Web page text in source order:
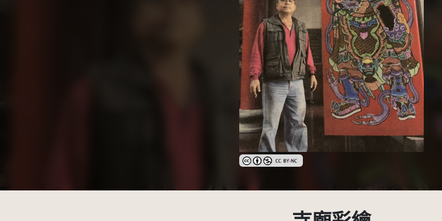
創用CC姓名標示-非商業性 3.0 台灣及其後版本(CC BY-NC 3.0